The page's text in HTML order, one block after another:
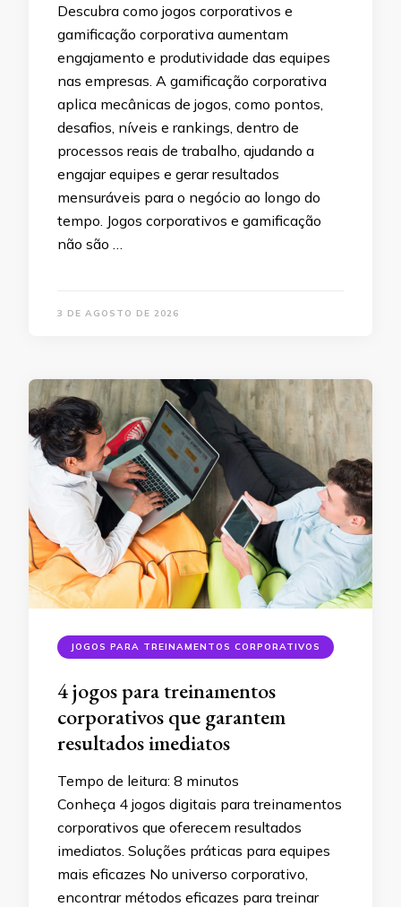
Descubra como jogos corporativos e
gamificação corporativa aumentam
engajamento e produtividade das equipes
nas empresas. A gamificação corporativa
aplica mecânicas de jogos, como pontos,
desafios, níveis e rankings, dentro de
processos reais de trabalho, ajudando a
engajar equipes e gerar resultados
mensuráveis para o negócio ao longo do
tempo. Jogos corporativos e gamificação
não são …
3 DE AGOSTO DE 2026
JOGOS PARA TREINAMENTOS CORPORATIVOS
4 jogos para treinamentos
corporativos que garantem
resultados imediatos
Tempo de leitura: 8 minutos
Conheça 4 jogos digitais para treinamentos
corporativos que oferecem resultados
imediatos. Soluções práticas para equipes
mais eficazes No universo corporativo,
encontrar métodos eficazes para treinar